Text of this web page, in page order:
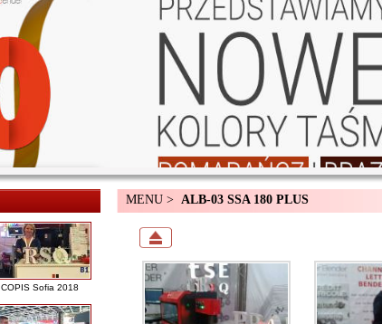
COPIS Sofia 2018
MENU > ALB-03 SSA 180 PLUS